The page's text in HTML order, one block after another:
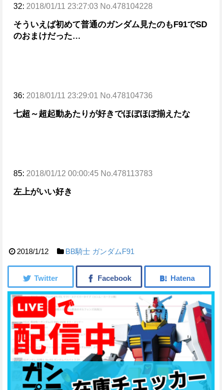
32: 2018/01/11 23:27:03 No.478104228
そういえば初めて普通のガンダム見たのもF91でSD
のおまけだった…
36: 2018/01/11 23:29:01 No.478104736
七超～超起動あたりが好きでほぼほぼ揃えたな
85: 2018/01/12 00:00:45 No.478113783
左上がいい好き
2018/1/12 BB騎士 ガンダムF91